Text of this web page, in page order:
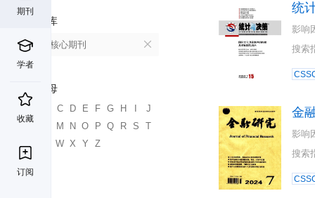
期刊
学者
收藏
订阅
数据库
北大核心期刊
首字母
C D E F G H
J
K
M N O P Q R S
T
W X Y Z
统
影响
搜索
金
影响
搜索